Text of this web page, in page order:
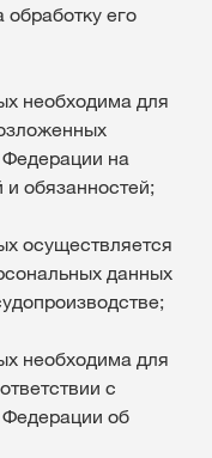
обработку его
необходима для
на
обязанностей;
осуществляется
данных
необходима для
с
об